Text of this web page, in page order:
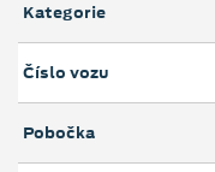
Kategorie
Číslo vozu
Pobočka